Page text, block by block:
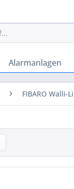
Alarmanlagen
FIBARO Walli-